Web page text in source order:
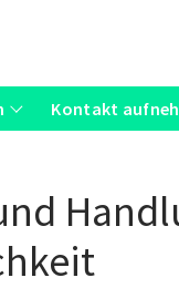
Kontakt